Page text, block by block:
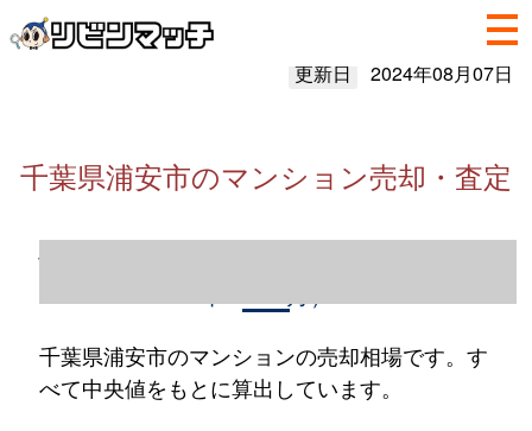
更新日 2024年08月07日
千葉県浦安市のマンション売却・査定
千葉県浦安市のマンション売却情報（2023
千葉県浦安市のマンションの売却相場です。す
べて中央値をもとに算出しています。